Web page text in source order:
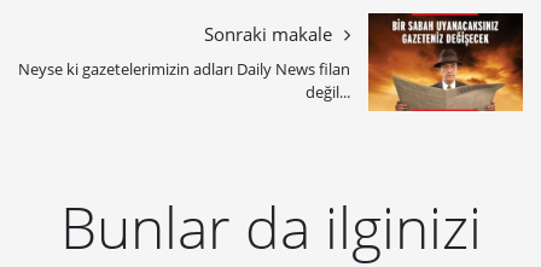
Sonraki makale
Neyse ki gazetelerimizin adları Daily News filan
değil...
Bunlar da ilginizi